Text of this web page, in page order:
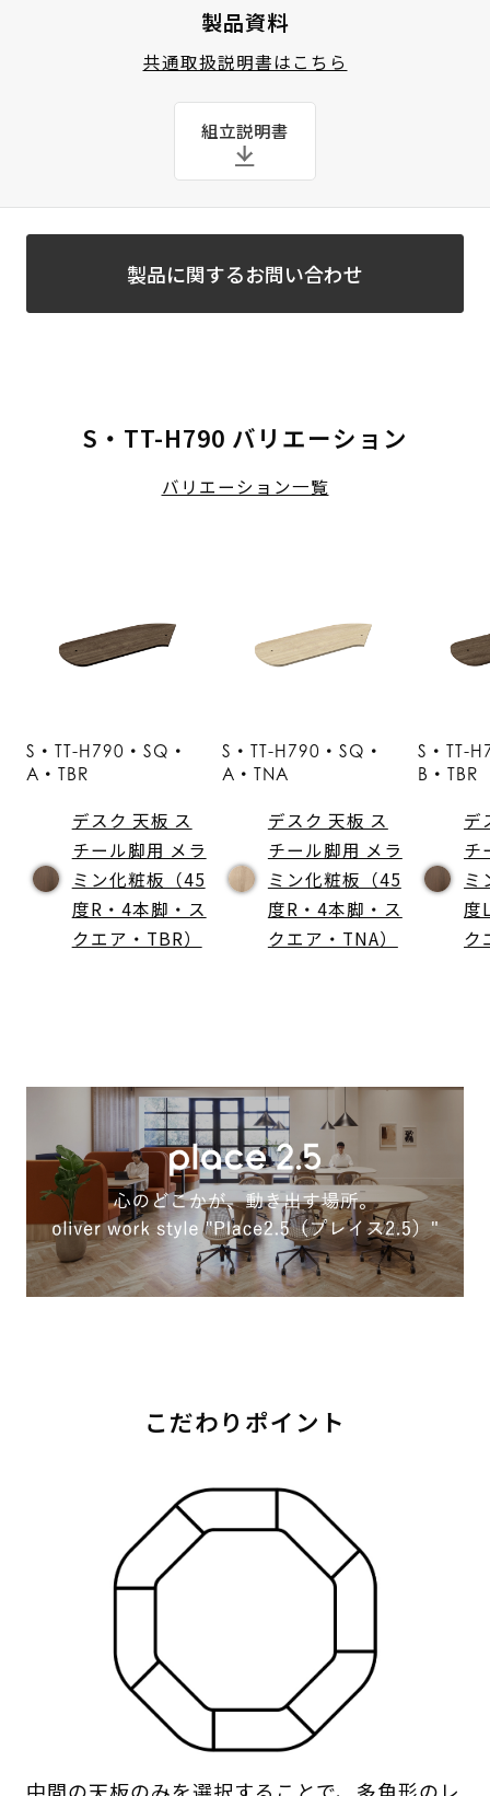
製品資料
共通取扱説明書はこちら
組立説明書
製品に関するお問い合わせ
S・TT-H790 バリエーション
バリエーション一覧
S・TT-H790・SQ・
A・TBR
デスク 天板 ス
チール脚用 メラ
ミン化粧板（45
度R・4本脚・ス
クエア・TBR）
S・TT-H790・SQ・
A・TNA
デスク 天板 ス
チール脚用 メラ
ミン化粧板（45
度R・4本脚・ス
クエア・TNA）
S・TT-
B・TBR
デ
チ
ミ
度
ク
こだわりポイント